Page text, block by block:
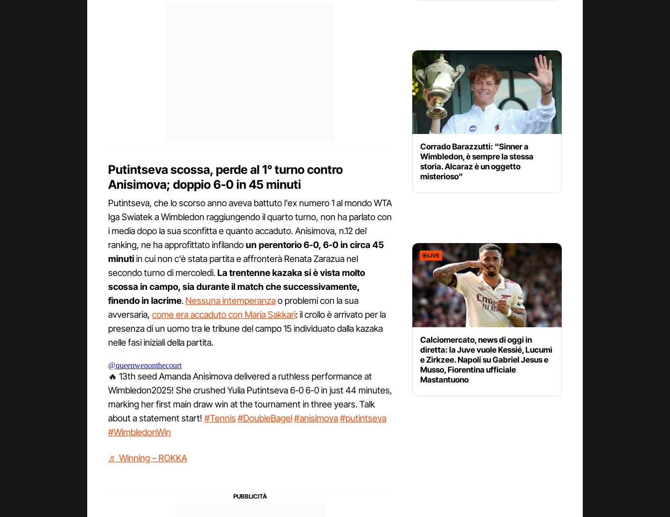
Putintseva scossa, perde al 1° turno contro
Anisimova; doppio 6-0 in 45 minuti
Putintseva, che lo scorso anno aveva battuto l'ex numero 1 al mondo WTA
Iga Swiatek a Wimbledon raggiungendo il quarto turno, non ha parlato con
i media dopo la sua sconfitta e quanto accaduto. Anisimova, n.12 del
ranking, ne ha approfittato infilandoun perentorio 6-0, 6-0 in circa 45
minutiin cui non c'è stata partita e affronterà Renata Zarazua nel
secondo turno di mercoledì.La trentenne kazaka si è vista molto
scossa in campo, sia durante il match che successivamente,
finendo in lacrime. Nessuna intemperanzao problemi con la sua
avversaria, come era accaduto con Maria Sakkari: il crollo è arrivato per la
presenza di un uomo tra le tribune del campo 15 individuato dalla kazaka
nelle fasi iniziali della partita.
@queenwenonthecourt
🔥 13th seed Amanda Anisimova delivered a ruthless performance at
Wimbledon2025! She crushed Yulia Putintseva 6-0 6-0 in just 44 minutes,
marking her first main draw win at the tournament in three years. Talk
about a statement start! #Tennis #DoubleBagel#anisimova#putintseva
#WimbledonWin
♬ Winning – ROKKA
Corrado Barazzutti: “Sinner a
Wimbledon, è sempre la stessa
storia. Alcaraz è un oggetto
misterioso”
LIVE
Calciomercato, news di oggi in
diretta: la Juve vuole Kessié, Lucumì
e Zirkzee. Napoli su Gabriel Jesus e
Musso, Fiorentina ufficiale
Mastantuono